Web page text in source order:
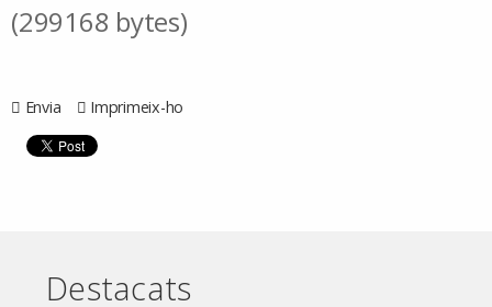
(299168 bytes)
Envia Imprimeix-ho
Destacats